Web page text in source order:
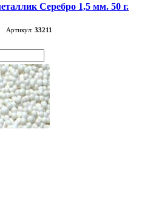
Серебро 1,5 мм. 50 г.
Артикул: 33211